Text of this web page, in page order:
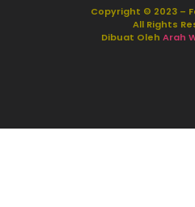
Copyright © 2023 –
All Rights
Dibuat Oleh Arah